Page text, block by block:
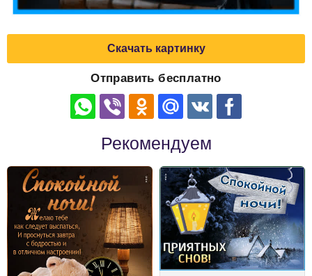
Скачать картинку
Отправить бесплатно
Рекомендуем